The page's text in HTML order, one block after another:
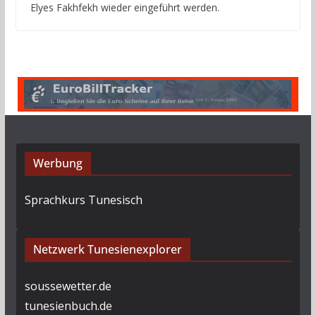
Elyes Fakhfekh wieder eingeführt werden.
Werbung
Sprachkurs Tunesisch
Netzwerk Tunesienexplorer
soussewetter.de
tunesienbuch.de